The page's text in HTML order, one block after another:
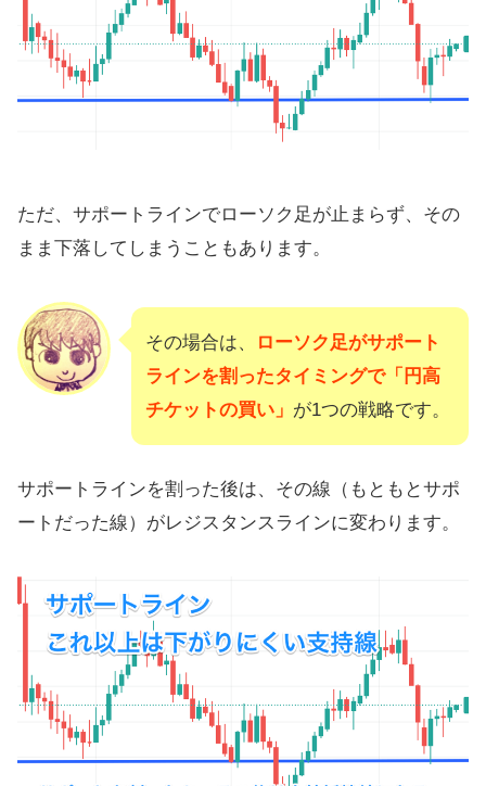
ただ、サポートラインでローソク足が止まらず、その
まま下落してしまうこともあります。
その場合は、
ローソク足がサポート
ラインを割ったタイミングで「円高
チケットの買い」 が1つの戦略です。
サポートラインを割った後は、その線（もともとサポ
ートだった線）がレジスタンスラインに変わります。